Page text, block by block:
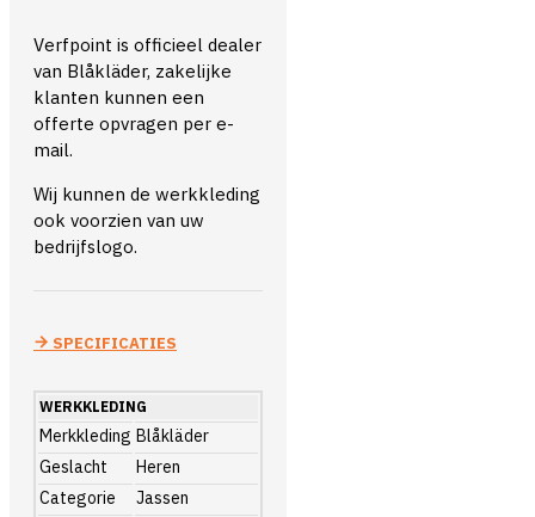
Verfpoint is officieel dealer
van Blåkläder, zakelijke
klanten kunnen een
offerte opvragen per e-
mail.
Wij kunnen de werkkleding
ook voorzien van uw
bedrijfslogo.
SPECIFICATIES
WERKKLEDING
Merkkleding Blåkläder
Geslacht
Heren
Categorie
Jassen